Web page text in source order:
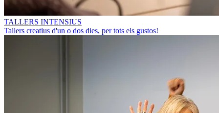
TALLERS INTENSIUS
Tallers creatius d'un o dos dies, per tots els gustos!